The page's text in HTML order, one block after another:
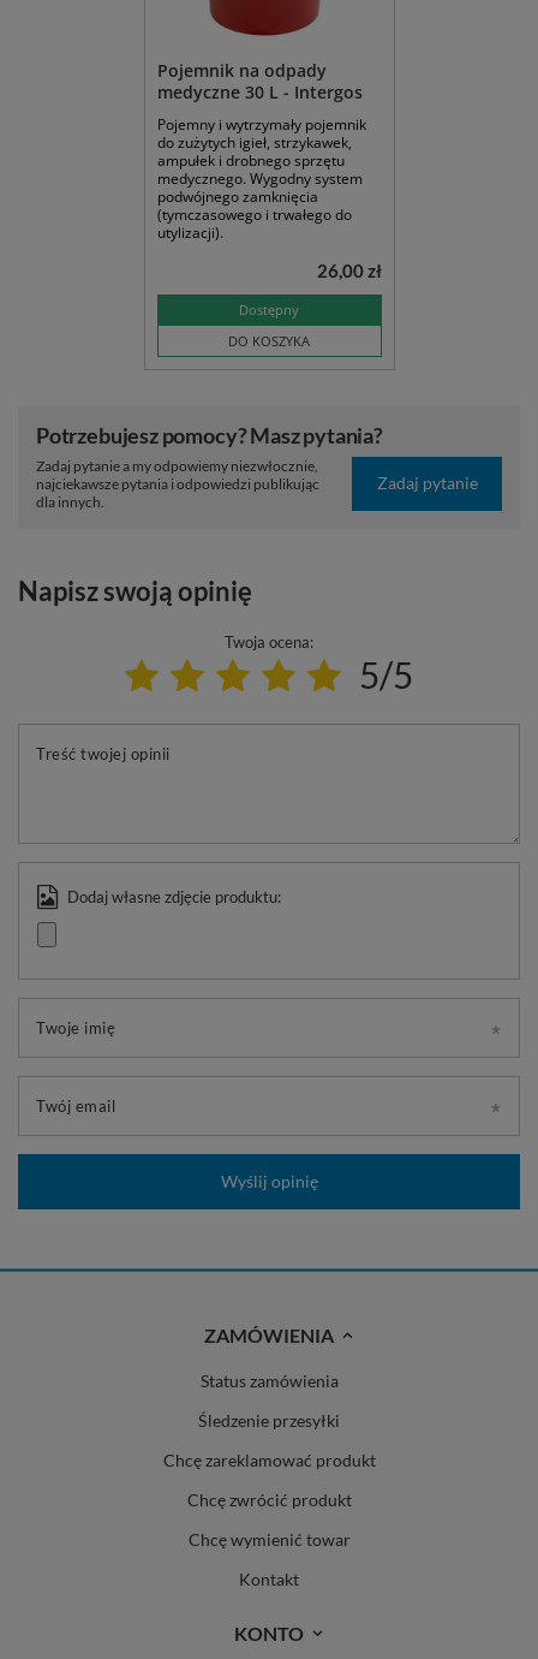
Pojemnik na odpady
medyczne 30 L - Intergos
Pojemny i wytrzymały pojemnik
do zużytych igieł, strzykawek,
ampułek i drobnego sprzętu
medycznego. Wygodny system
podwójnego zamknięcia
(tymczasowego i trwałego do
utylizacji).
Dostępny
DO KOSZYKA
26,00 zł
Potrzebujesz pomocy? Masz pytania?
Zadaj pytanie a my odpowiemy niezwłocznie,
najciekawsze pytania i odpowiedzi publikując
dla innych.
Zadaj pytanie
Napisz swoją opinię
Twoja ocena:
5/5
Treść twojej opinii
Dodaj własne zdjęcie produktu:
Twoje imię
Twój email
Wyślij opinię
ZAMÓWIENIA
Status zamówienia
Śledzenie przesyłki
Chcę zareklamować produkt
Chcę zwrócić produkt
Chcę wymienić towar
Kontakt
KONTO